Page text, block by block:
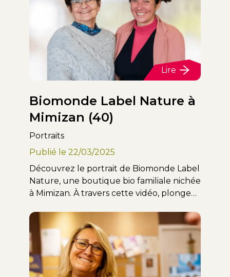
Lire
Biomonde Label Nature à
Mimizan (40)
Portraits
Publié le 22/03/2025
Découvrez le portrait de Biomonde Label
Nature, une boutique bio familiale nichée
à Mimizan. À travers cette vidéo, plongez
et sa fille, qui incarnent avec passion les
valeurs du réseau Biomonde Solidarité.